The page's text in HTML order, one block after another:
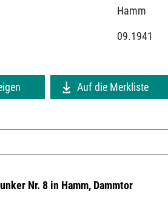
Hamm
09.1941
Auf die Merkliste
Nr. 8 in Hamm, Dammtor